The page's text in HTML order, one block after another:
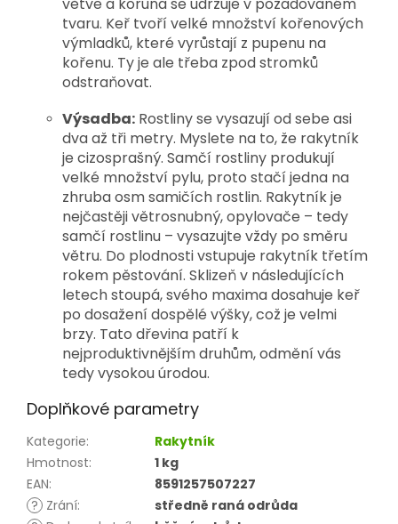
větve a koruna se udržuje v požadovaném
tvaru. Keř tvoří velké množství kořenových
výmladků, které vyrůstají z pupenu na
kořenu. Ty je ale třeba zpod stromků
odstraňovat.
Výsadba: Rostliny se vysazují od sebe asi
dva až tři metry. Myslete na to, že rakytník
je cizosprašný. Samčí rostliny produkují
velké množství pylu, proto stačí jedna na
zhruba osm samičích rostlin. Rakytník je
nejčastěji větrosnubný, opylovače – tedy
samčí rostlinu – vysazujte vždy po směru
větru. Do plodnosti vstupuje rakytník třetím
rokem pěstování. Sklizeň v následujících
letech stoupá, svého maxima dosahuje keř
po dosažení dospělé výšky, což je velmi
brzy. Tato dřevina patří k
nejproduktivnějším druhům, odmění vás
tedy vysokou úrodou.
Doplňkové parametry
Kategorie:
Rakytník
Hmotnost:
1 kg
EAN:
8591257507227
? Zrání:
středně raná odrůda